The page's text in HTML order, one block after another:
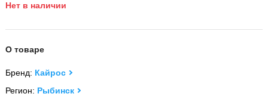
Нет в наличии
О товаре
Бренд: Кайрос
Регион: Рыбинск